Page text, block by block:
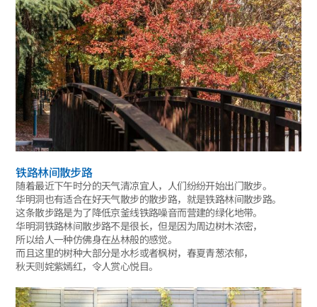
铁路林间散步路
随着最近下午时分的天气清凉宜人，人们纷纷开始出门散步。
华明洞也有适合在好天气散步的散步路，就是铁路林间散步路。
这条散步路是为了降低京釜线铁路噪音而营建的绿化地带。
华明洞铁路林间散步路不是很长，但是因为周边树木浓密，
所以给人一种仿佛身在丛林般的感觉。
而且这里的树种大部分是水杉或者枫树，春夏青葱浓郁，
秋天则姹紫嫣红，令人赏心悦目。